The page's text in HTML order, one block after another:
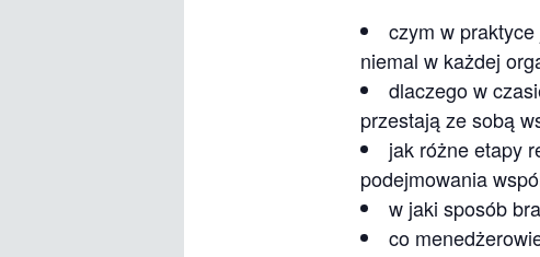
czym w
niemal w każdej
dlaczego w
przestają ze sobą
jak różne etapy
podejmowania
w jaki sposób
co